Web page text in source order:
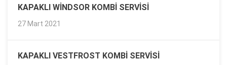
KAPAKLI WINDSOR KOMBI SERVISI
27 Mart 2021
KAPAKLI VESTFROST KOMBI SERVISI